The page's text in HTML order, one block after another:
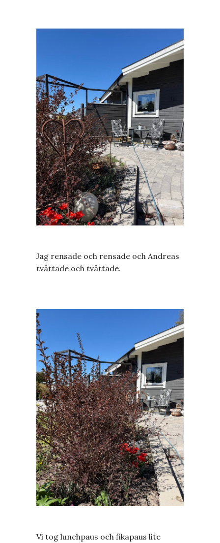
Jag rensade och rensade och Andreas
tvättade och tvättade.
Vi tog lunchpaus och fikapaus lite